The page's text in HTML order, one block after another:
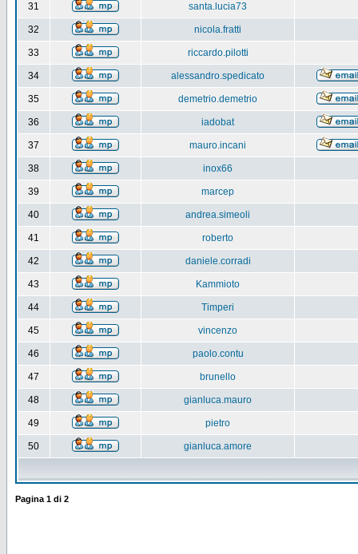
31 santa.lucia73
32 nicola.fratti
33 riccardo.pilotti
34 alessandro.spedicato
35 demetrio.demetrio
36 iadobat
37 mauro.incani
38 inox66
39 marcep
40 andrea.simeoli
41 roberto
42 daniele.corradi
43 Kammioto
44 Timperi
45 vincenzo
46 paolo.contu
47 brunello
48 gianluca.mauro
49 pietro
50 gianluca.amore
Pagina 1 di 2